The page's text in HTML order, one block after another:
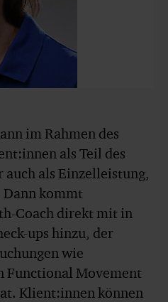
im Rahmen des
als Teil des
auch als Einzelleistung,
kommt
Coach direkt mit in
ups hinzu, der
wie
Functional Movement
Klient:innen können